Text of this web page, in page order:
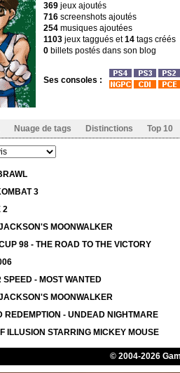
369 jeux ajoutés
716 screenshots ajoutés
254 musiques ajoutées
1103 jeux taggués et14 tags créés
0 billets postés dans son blog
Ses consoles :
Nuage de tags Distinctions Top 10
3
2
MOONWALKER
98 - THE ROAD TO THE VICTORY
SPEED - MOST WANTED
MOONWALKER
REDEMPTION - UNDEAD NIGHTMARE
ILLUSION STARRING MICKEY MOUSE
XTREME BEACH VOLLEYBALL
STARS PROFESSIONAL
© 2004-2026